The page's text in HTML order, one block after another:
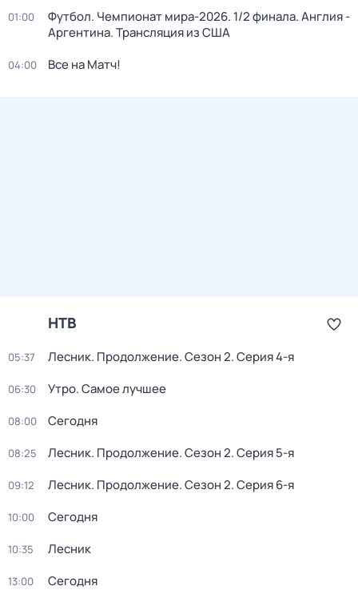
01:00
Футбол. Чемпионат мира-2026. 1/2 финала. Англия -
Аргентина. Трансляция из США
04:00 Все на Матч!
НТВ
05:37 Лесник. Продолжение. Сезон 2. Серия 4-я
06:30 Утро. Самое лучшее
08:00 Сегодня
08:25 Лесник. Продолжение. Сезон 2. Серия 5-я
09:12 Лесник. Продолжение. Сезон 2. Серия 6-я
10:00 Сегодня
10:35 Лесник
13:00 Сегодня